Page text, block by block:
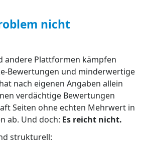
nicht
andere Plattformen kämpfen
Bewertungen und minderwertige
nach eigenen Angaben allein
verdächtige Bewertungen
Seiten ohne echten Mehrwert in
ab. Und doch: Es reicht nicht.
strukturell: